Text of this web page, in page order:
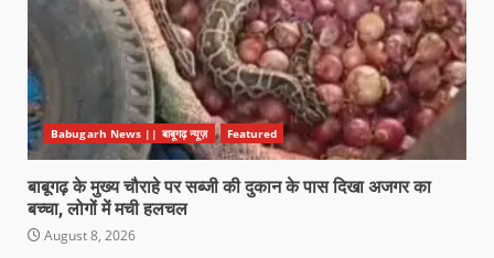
Babugarh News || बाबूगढ़ न्यूज़ Featured
बाबूगढ़ के मुख्य चौराहे पर सब्जी की दुकान के पास दिखा अजगर का
बच्चा, लोगों में मची हलचल
August 8, 2026